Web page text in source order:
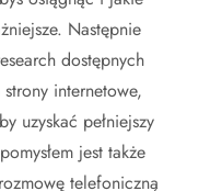
Następnie
dostępnych
internetowe,
uzyskać pełniejszy
jest także
telefoniczną